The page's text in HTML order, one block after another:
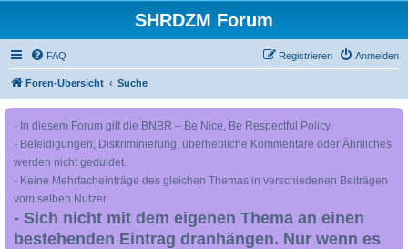
SHRDZM Forum
FAQ Anmelden
Registrieren
Foren-Übersicht Suche
- In diesem Forum gilt die BNBR – Be Nice, Be Respectful Policy.
- Beleidigungen, Diskriminierung, überhebliche Kommentare oder Ähnliches
werden nicht geduldet.
- Keine Mehrfacheinträge des gleichen Themas in verschiedenen Beiträgen
vom selben Nutzer.
- Sich nicht mit dem eigenen Thema an einen
bestehenden Eintrag dranhängen. Nur wenn es